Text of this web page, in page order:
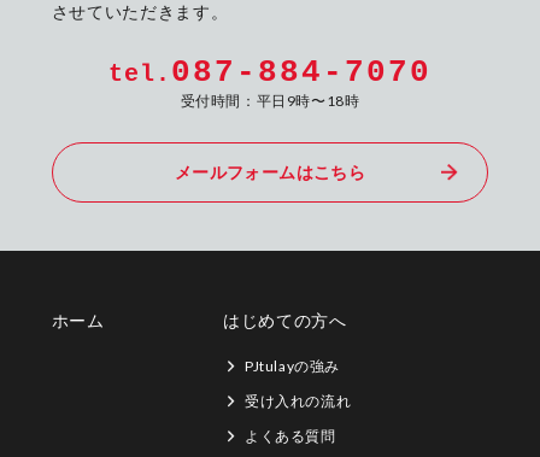
させていただきます。
tel. 087-884-7070
受付時間：平日9時〜18時
メールフォームはこちら
ホーム はじめての方へ
PJtulayの強み
受け入れの流れ
よくある質問